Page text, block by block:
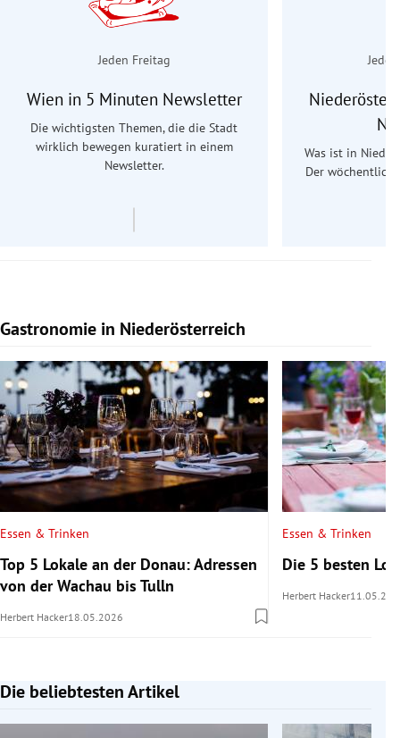
Jeden Freitag
Wien in 5 Minuten Newsletter
Die wichtigsten Themen, die die Stadt
wirklich bewegen kuratiert in einem
Newsletter.
Was ist in
Der
Gastronomie in Niederösterreich
Slide 1 von 15
Essen & Trinken
Top 5 Lokale an der Donau: Adressen
von der Wachau bis Tulln
Herbert Hacker18.05.2026
Essen & Trinken
Die 5 besten
Herbert Hacker
Die beliebtesten Artikel
Slide 1 von 7